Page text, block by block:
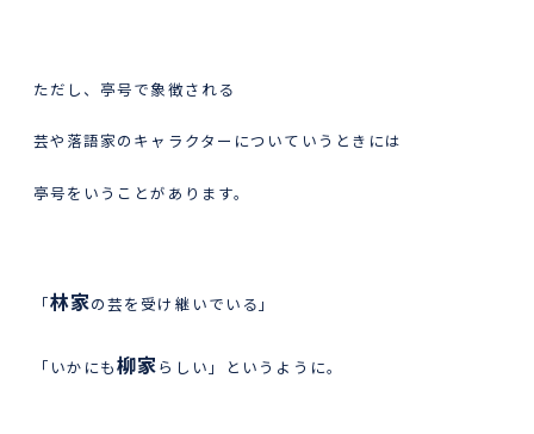
ただし、亭号で象徴される
芸や落語家のキャラクターについていうときには
亭号をいうことがあります。
「林家の芸を受け継いでいる」
「いかにも柳家らしい」というように。